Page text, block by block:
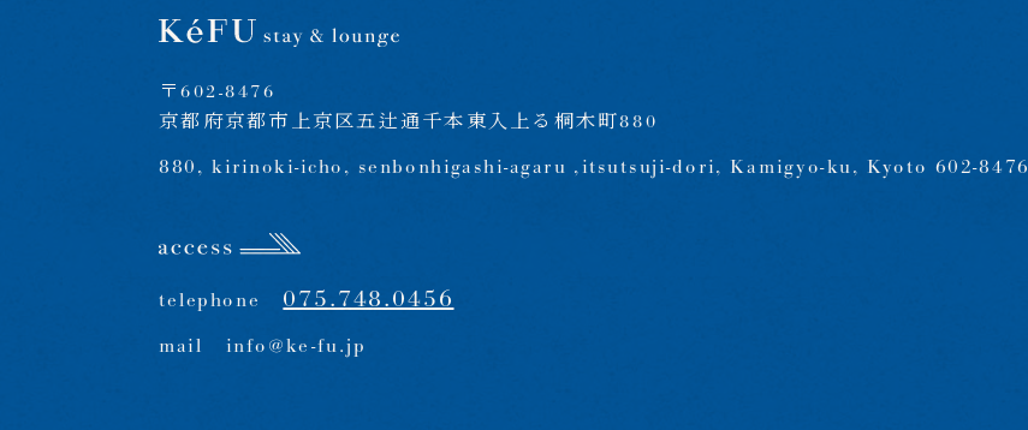
〒602-8476
京都府京都市上京区五辻通千本東入上る桐木町880
880, kirinoki-icho, senbonhigashi-agaru ,itsutsuji-dori, Kamigyo-ku, Kyoto 602-8476
telephone 075.748.0456
mail info@ke-fu.jp